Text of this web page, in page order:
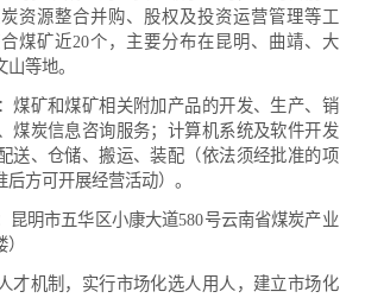
资源整合并购、股权及投资运营管理等工
煤矿近20个，主要分布在昆明、曲靖、大
等地。
矿和煤矿相关附加产品的开发、生产、销
煤炭信息咨询服务；计算机系统及软件开发
送、仓储、搬运、装配（依法须经批准的项
方可开展经营活动）。
明市五华区小康大道580号云南省煤炭产业
机制，实行市场化选人用人，建立市场化